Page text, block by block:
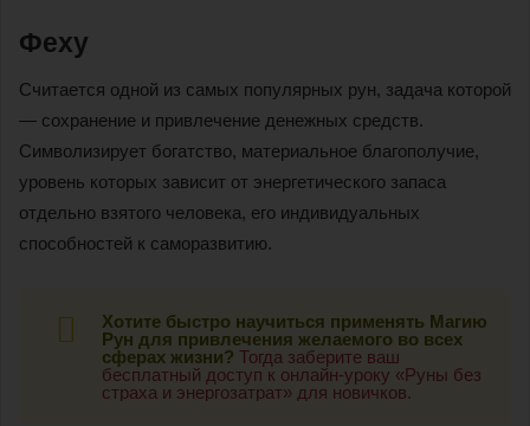
Феху
Считается одной из самых популярных рун, задача которой
— сохранение и привлечение денежных средств.
Символизирует богатство, материальное благополучие,
уровень которых зависит от энергетического запаса
отдельно взятого человека, его индивидуальных
способностей к саморазвитию.
Хотите быстро научиться применять Магию
Рун для привлечения желаемого во всех
сферах жизни? Тогда заберите ваш
бесплатный доступ к онлайн-уроку «Руны без
страха и энергозатрат» для новичков.